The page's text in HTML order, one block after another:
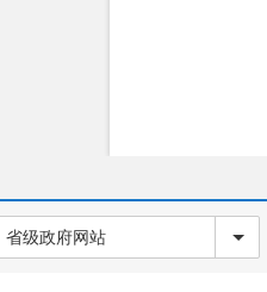
省级政府网站